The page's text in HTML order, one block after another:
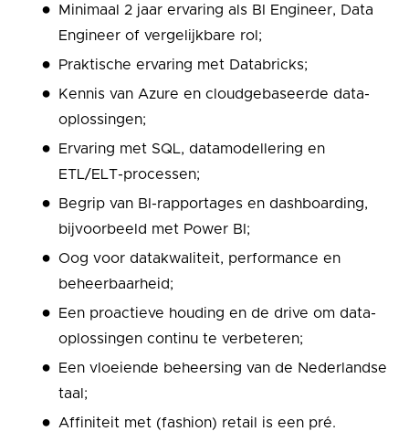
Minimaal 2 jaar ervaring als BI Engineer, Data
Engineer of vergelijkbare rol;
Praktische ervaring met Databricks;
Kennis van Azure en cloudgebaseerde data-
oplossingen;
Ervaring met SQL, datamodellering en
ETL/ELT-processen;
Begrip van BI-rapportages en dashboarding,
bijvoorbeeld met Power BI;
Oog voor datakwaliteit, performance en
beheerbaarheid;
Een proactieve houding en de drive om data-
oplossingen continu te verbeteren;
Een vloeiende beheersing van de Nederlandse
taal;
Affiniteit met (fashion) retail is een pré.